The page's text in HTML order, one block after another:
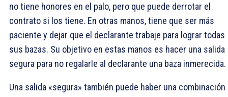
no tiene honores en el palo, pero que puede derrotar el
contrato si los tiene. En otras manos, tiene que ser más
paciente y dejar que el declarante trabaje para lograr todas
sus bazas. Su objetivo en estas manos es hacer una salida
segura para no regalarle al declarante una baza inmerecida.
Una salida «segura» también puede haber una combinación